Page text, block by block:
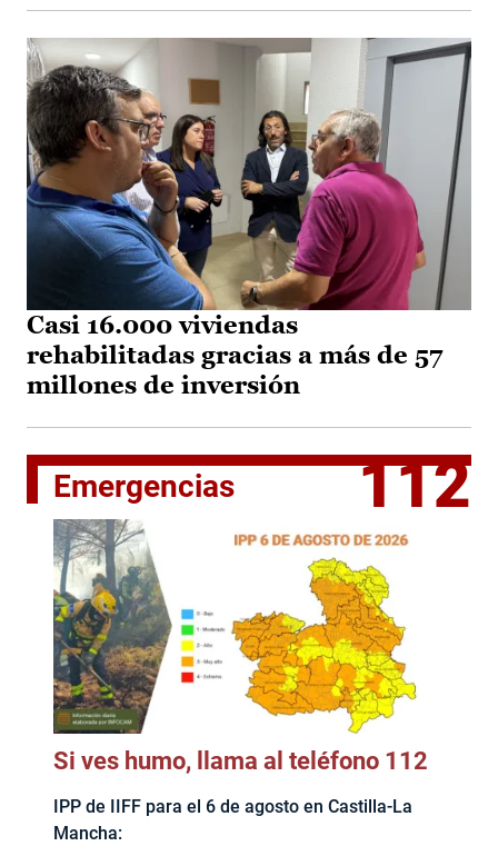
Casi 16.000 viviendas
rehabilitadas gracias a más de 57
millones de inversión
Emergencias 112
Si ves humo, llama al teléfono 112
IPP de IIFF para el 6 de agosto en Castilla-La
Mancha: